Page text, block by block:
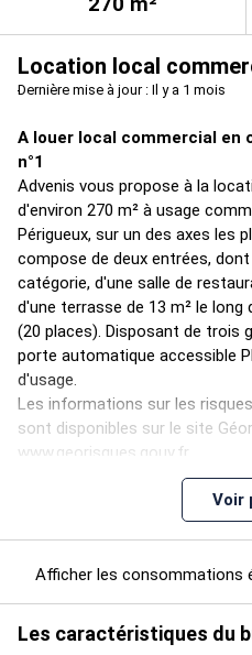
Location local
Dernière mise à jour : Il y a 1 mois
A louer local commercial en
n°1
Advenis vous propose à la
d'environ 270 m² à usage
Périgueux, sur un des axes les
compose de deux entrées, dont
catégorie, d'une salle de
d'une terrasse de 13 m² le long
(20 places). Disposant de trois
porte automatique accessible
d'usage.
Les informations sur les
sont disponibles sur le site
www.georisques.gouv.fr
Accès direct sur rue
Destination : tous commerces
Facade commerciale
Voir
Afficher les consommations
Les caractéristiques du